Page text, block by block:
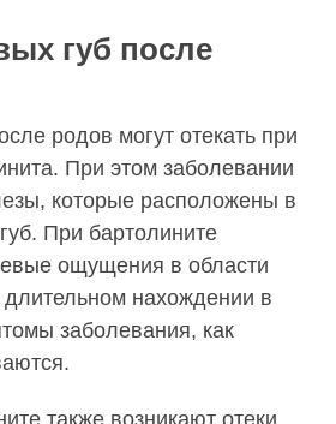
губ после
родов могут отекать при
При этом заболевании
которые расположены в
При бартолините
ощущения в области
нахождении в
заболевания, как